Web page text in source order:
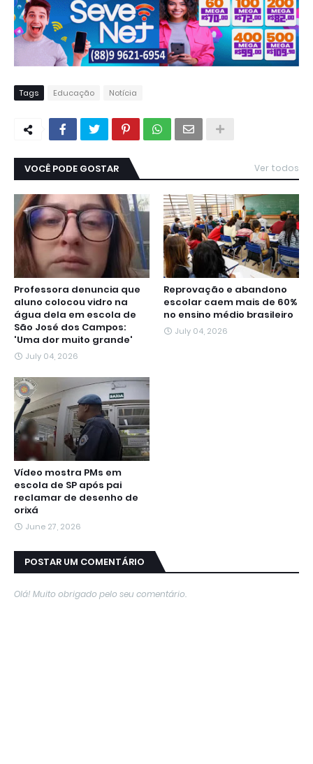
Tags Educação Notícia
VOCÊ PODE GOSTAR Ver todos
Professora denuncia que
aluno colocou vidro na
água dela em escola de
São José dos Campos:
'Uma dor muito grande'
July 04, 2026
Reprovação e abandono
escolar caem mais de 60%
no ensino médio brasileiro
July 04, 2026
Vídeo mostra PMs em
escola de SP após pai
reclamar de desenho de
orixá
June 27, 2026
POSTAR UM COMENTÁRIO
Olá! Muito obrigado pelo seu comentário.